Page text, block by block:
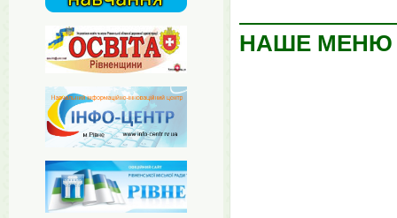
НАШЕ МЕНЮ